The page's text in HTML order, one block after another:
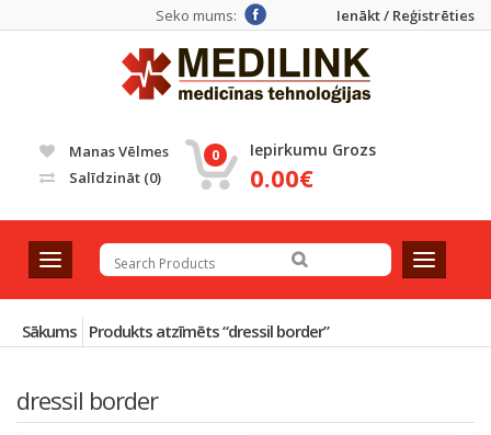
Ienākt / Reģistrēties
Seko mums:
Manas Vēlmes
Salīdzināt (0)
0 Iepirkumu Grozs
0.00€
T
o
g
g
l
n
a
T
o
g
l
a
Sākums Produkts atzīmēts “dressil border”
dressil border